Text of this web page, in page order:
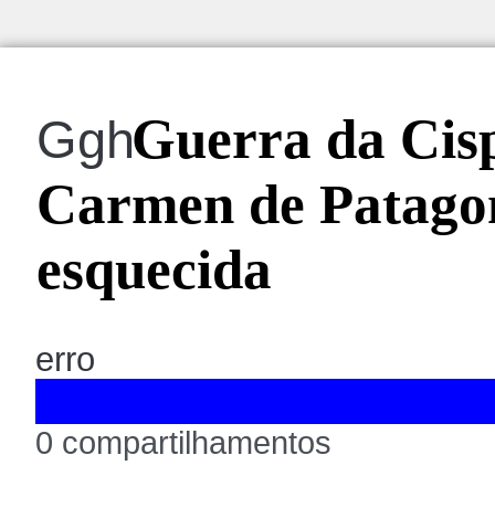
GghGuerra da
Carmen de
esquecida
erro
0 compartilhamentos